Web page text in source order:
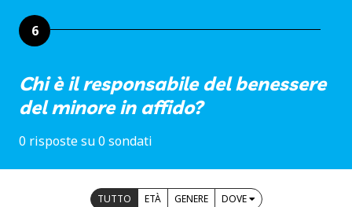
6
Chi è il responsabile del benessere
del minore in affido?
0 risposte su 0 sondati
TUTTO ETÀ GENERE DOVE